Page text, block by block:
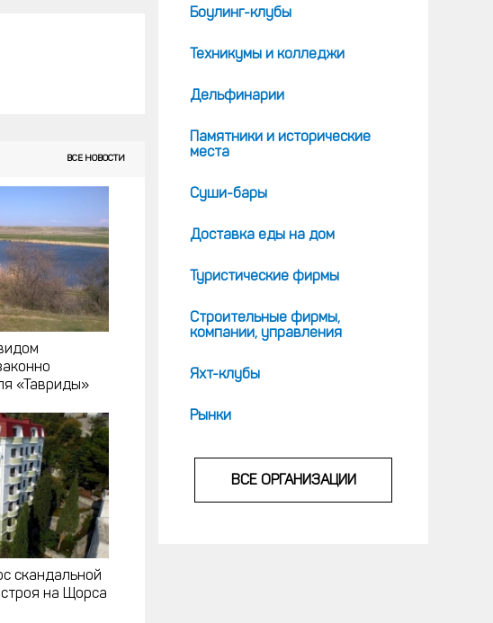
«Тавриды»
скандальной
на Щорса
ВСЕ НОВОСТИ
Боулинг-клубы
Техникумы и колледжи
Дельфинарии
Памятники и исторические
места
Суши-бары
Доставка еды на дом
Туристические фирмы
Строительные фирмы,
компании, управления
Яхт-клубы
Рынки
ВСЕ ОРГАНИЗАЦИИ